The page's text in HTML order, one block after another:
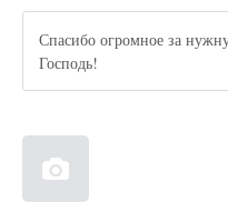
Спасибо огромное за
Господь!